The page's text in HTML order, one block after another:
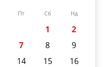
Пт Сб Нд
1
2
7 8
9
14 15
16